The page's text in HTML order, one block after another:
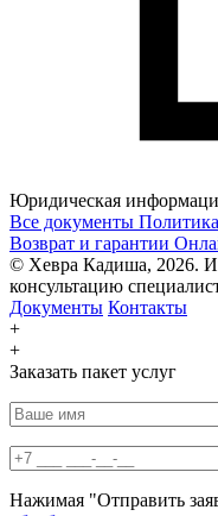
Юридическая
Все документы
Возврат и гарантии
© Хевра Кадиша, 2026.
консультацию
Документы Контакты
+
+
Заказать пакет услуг
Нажимая "Отправить